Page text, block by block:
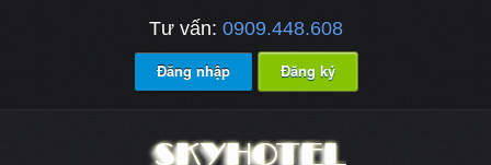
Tư vấn: 0909.448.608
Đăng nhập Đăng ký